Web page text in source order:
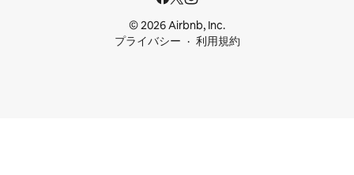
© 2026 Airbnb, Inc.
プライバシー
利用規約